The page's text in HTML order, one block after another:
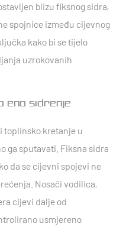
blizu fiksnog sidra,
spojnice između cijevnog
kako bi se tijelo
uzrokovanih
sidrenje
toplinsko kretanje u
ga sputavati. Fiksna sidra
da se cijevni spojevi ne
Nosači vodilica,
cijevi dalje od
usmjereno